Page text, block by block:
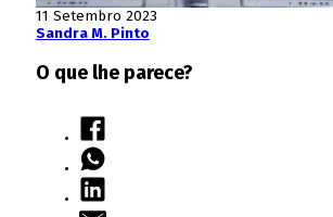
11 Setembro 2023
Sandra M. Pinto
O que lhe parece?